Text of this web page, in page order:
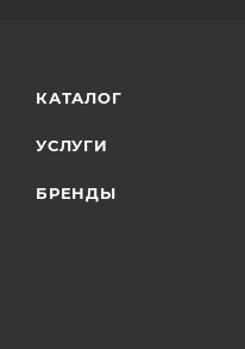
КАТАЛОГ
УСЛУГИ
БРЕНДЫ